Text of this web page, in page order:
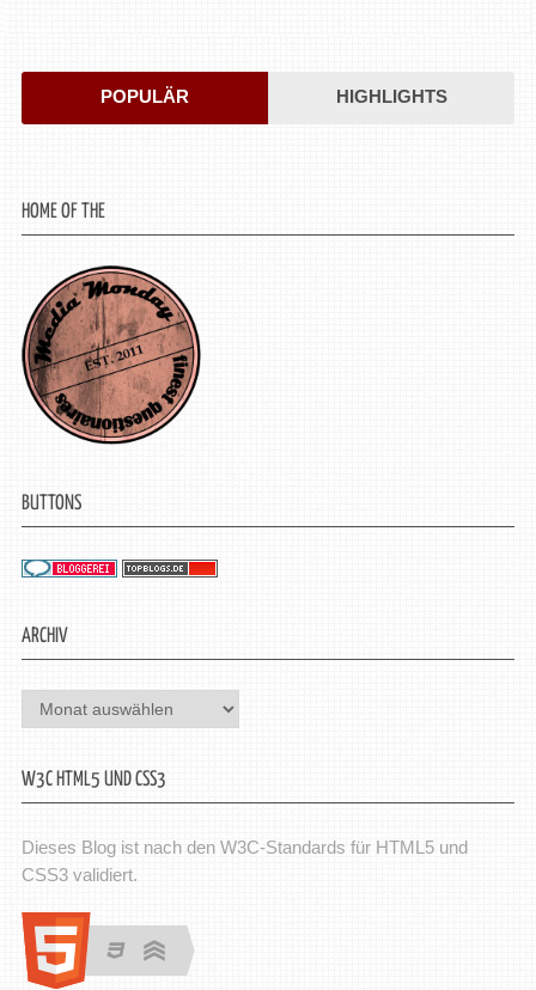
POPULÄR HIGHLIGHTS
HOME OF THE
BUTTONS
ARCHIV
Archiv
W3C HTML5 UND CSS3
Dieses Blog ist nach den W3C-Standards für HTML5 und
CSS3 validiert.